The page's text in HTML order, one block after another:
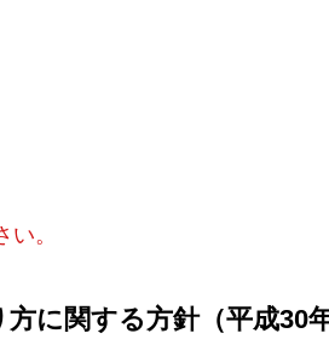
。
に関する方針（平成30年